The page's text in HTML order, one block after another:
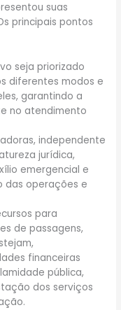
suas
principais pontos
seja priorizado
diferentes modos e
garantindo a
no atendimento
independente
jurídica,
emergencial e
das operações e
para
de passagens,
financeiras
pública,
dos serviços